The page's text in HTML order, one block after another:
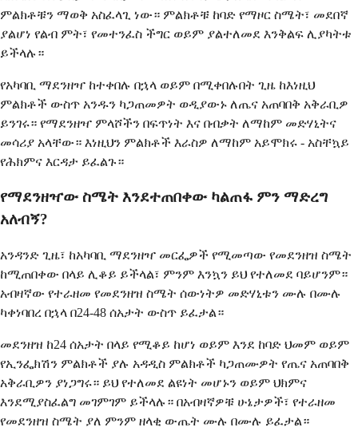
ምልክቶቹን ማወቅ አስፈላጊ ነው። ምልክቶቹ ከባድ የማዞር ስሜት፣ መደበኛ
ያልሆነ የልብ ምት፣ የመተንፈስ ችግር ወይም ያልተለመደ እንቅልፍ ሊያካትቱ
ይችላሉ።
የአካባቢ ማደንዘዣ ከተቀበሉ በኋላ ወይም በሚቀበሉበት ጊዜ ከእነዚህ
ምልክቶች ውስጥ አንዱን ካጋጠመዎት ወዲያውኑ ለጤና አጠባበቅ አቅራቢዎ
ይንገሩ። የማደንዘዣ ምላሾችን በፍጥነት እና በብቃት ለማከም መድሃኒትና
መሳሪያ አላቸው። እነዚህን ምልክቶች እራስዎ ለማከም አይሞክሩ - አስቸኳይ
የሕክምና እርዳታ ይፈልጉ።
የማደንዘዣው ስሜት እንደተጠበቀው ካልጠፋ ምን ማድረግ
አለብኝ?
አንዳንድ ጊዜ፣ ከአካባቢ ማደንዘዣ መርፌዎች የሚመጣው የመደንዘዝ ስሜት
ከሚጠበቀው በላይ ሊቆይ ይችላል፣ ምንም እንኳን ይህ የተለመደ ባይሆንም።
አብዛኛው የተራዘመ የመደንዘዝ ስሜት ሰውነትዎ መድሃኒቱን ሙሉ በሙሉ
ካቀነባበረ በኋላ በ24-48 ሰአታት ውስጥ ይፈታል።
መደንዘዝ ከ24 ሰአታት በላይ የሚቆይ ከሆነ ወይም እንደ ከባድ ህመም ወይም
የኢንፌክሽን ምልክቶች ያሉ አዳዲስ ምልክቶች ካጋጠሙዎት የጤና አጠባበቅ
አቅራቢዎን ያነጋግሩ። ይህ የተለመደ ልዩነት መሆኑን ወይም ህክምና
እንደሚያስፈልግ መገምገም ይችላሉ። በአብዛኛዎቹ ሁኔታዎች፣ የተራዘመ
የመደንዘዝ ስሜት ያለ ምንም ዘላቂ ውጤት ሙሉ በሙሉ ይፈታል።